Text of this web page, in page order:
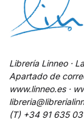
Librería Linneo ·
Apartado de
www.linneo.es ·
(T) +34 91 635 03